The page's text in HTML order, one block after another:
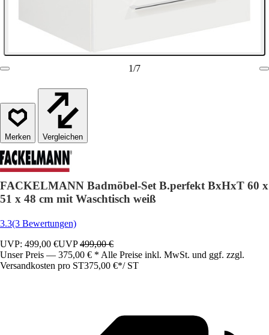
1/7
Vergleichen
FACKELMANN Badmöbel-Set B.perfekt BxHxT 60 x
51 x 48 cm mit Waschtisch weiß
3.3(3 Bewertungen)
UVP: 499,00 €UVP499,00 €
Unser Preis — 375,00 € * Alle Preise inkl. MwSt. und ggf. zzgl.
Versandkosten pro ST375,00 €*/ ST